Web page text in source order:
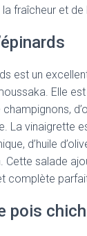
fraîcheur et de
est un
Elle
La vinaigrette
d’huile
Cette salade
complète
pois